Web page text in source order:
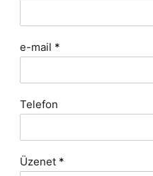
e-mail *
Telefon
Üzenet *